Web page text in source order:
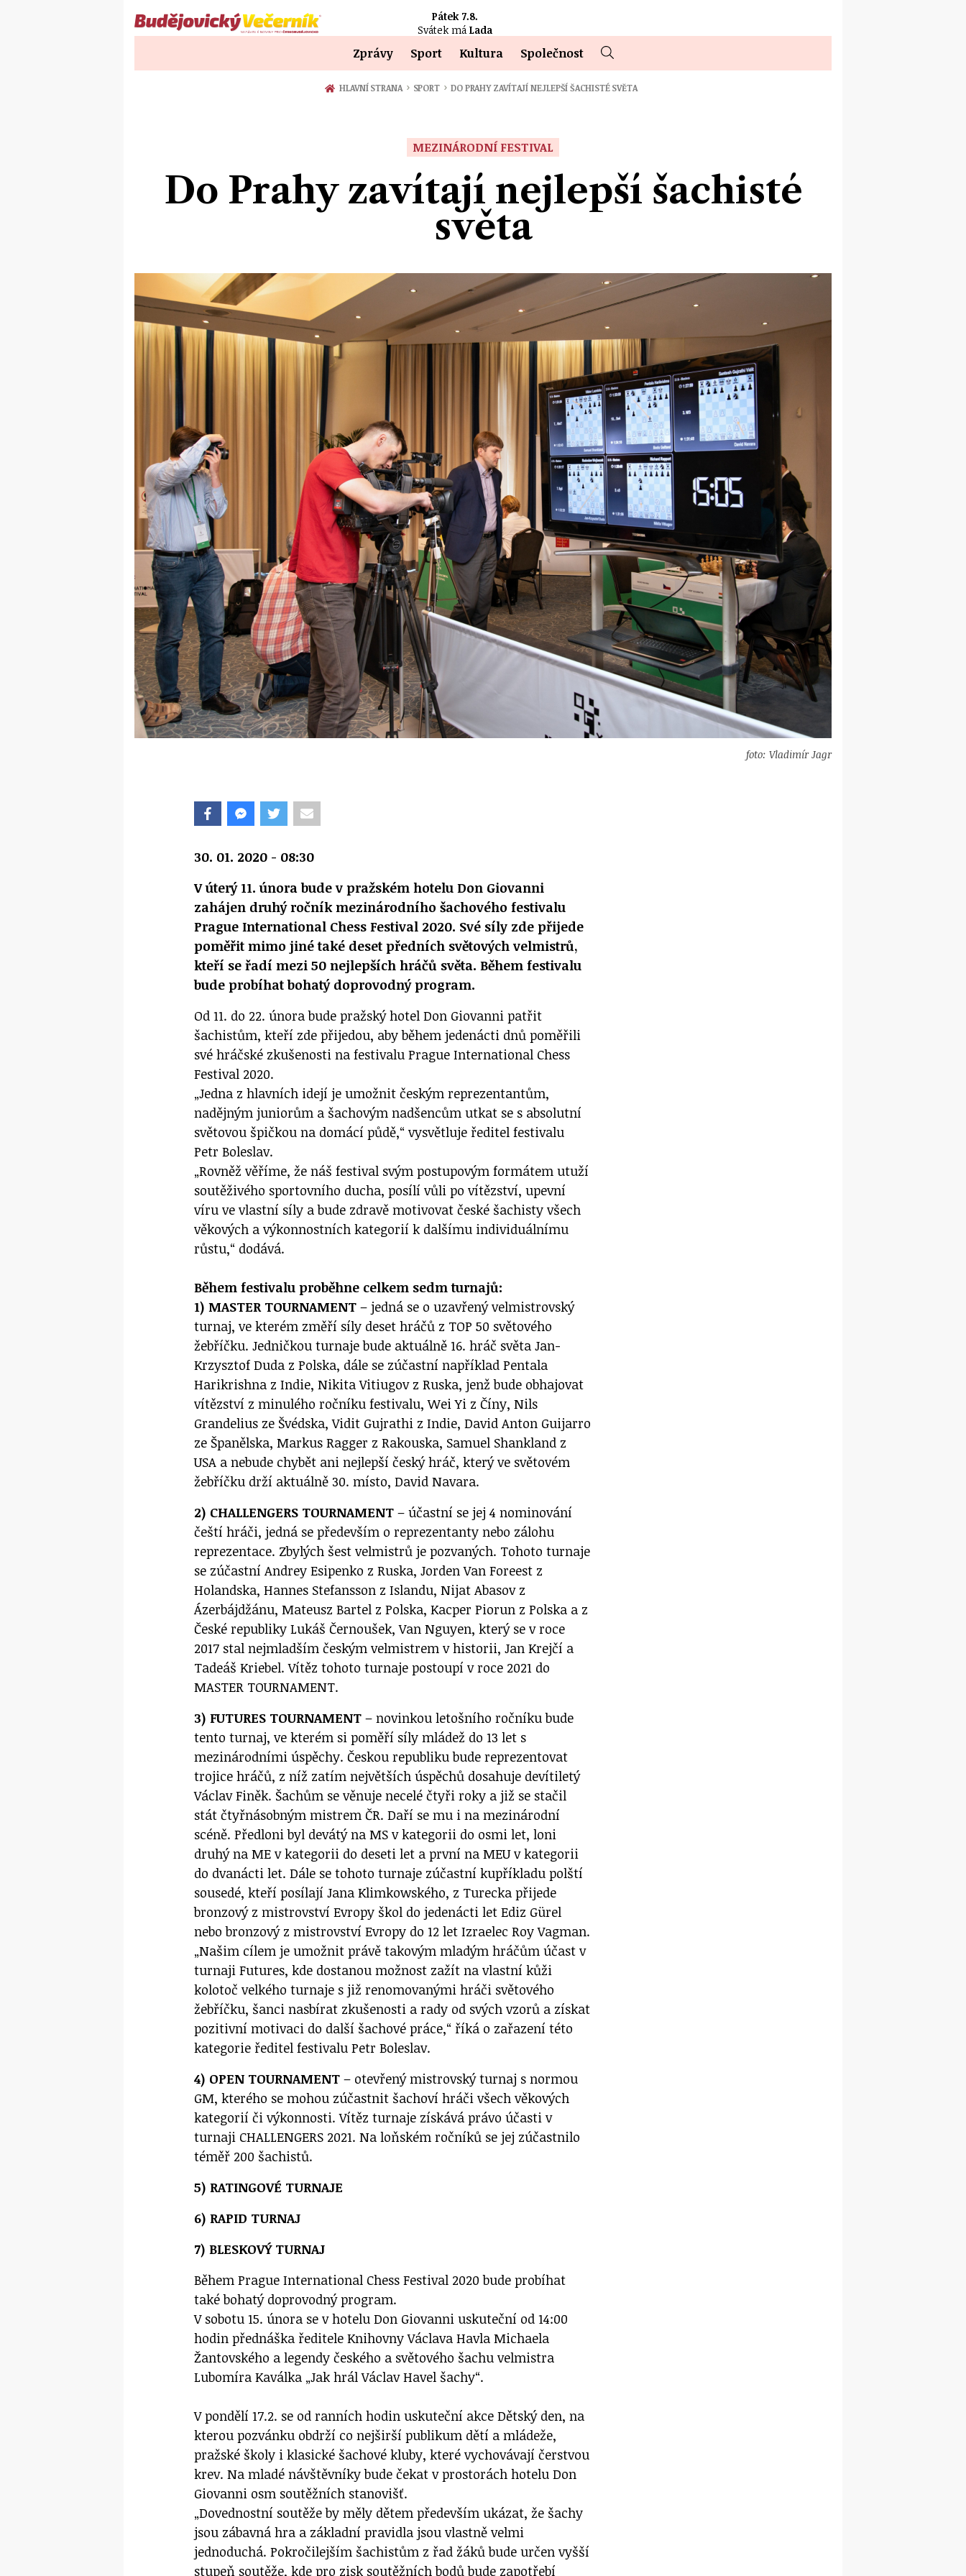
Pátek 7.8.
Svátek má Lada
Zprávy Sport Kultura Společnost
HLAVNÍ STRANA › SPORT › DO PRAHY ZAVÍTAJÍ NEJLEPŠÍ ŠACHISTÉ SVĚTA
MEZINÁRODNÍ FESTIVAL
Do Prahy zavítají nejlepší šachisté
světa
foto: Vladimír Jagr
30. 01. 2020 - 08:30
V úterý 11. února bude v pražském hotelu Don Giovanni
zahájen druhý ročník mezinárodního šachového festivalu
Prague International Chess Festival 2020. Své síly zde přijede
poměřit mimo jiné také deset předních světových velmistrů,
kteří se řadí mezi 50 nejlepších hráčů světa. Během festivalu
bude probíhat bohatý doprovodný program.
Od 11. do 22. února bude pražský hotel Don Giovanni patřit
šachistům, kteří zde přijedou, aby během jedenácti dnů poměřili
své hráčské zkušenosti na festivalu Prague International Chess
Festival 2020.
„Jedna z hlavních idejí je umožnit českým reprezentantům,
nadějným juniorům a šachovým nadšencům utkat se s absolutní
světovou špičkou na domácí půdě,“ vysvětluje ředitel festivalu
Petr Boleslav.
„Rovněž věříme, že náš festival svým postupovým formátem utuží
soutěživého sportovního ducha, posílí vůli po vítězství, upevní
víru ve vlastní síly a bude zdravě motivovat české šachisty všech
věkových a výkonnostních kategorií k dalšímu individuálnímu
růstu,“ dodává.
Během festivalu proběhne celkem sedm turnajů:
1) MASTER TOURNAMENT – jedná se o uzavřený velmistrovský
turnaj, ve kterém změří síly deset hráčů z TOP 50 světového
žebříčku. Jedničkou turnaje bude aktuálně 16. hráč světa Jan-
Krzysztof Duda z Polska, dále se zúčastní například Pentala
Harikrishna z Indie, Nikita Vitiugov z Ruska, jenž bude obhajovat
vítězství z minulého ročníku festivalu, Wei Yi z Číny, Nils
Grandelius ze Švédska, Vidit Gujrathi z Indie, David Anton Guijarro
ze Španělska, Markus Ragger z Rakouska, Samuel Shankland z
USA a nebude chybět ani nejlepší český hráč, který ve světovém
žebříčku drží aktuálně 30. místo, David Navara.
2) CHALLENGERS TOURNAMENT – účastní se jej 4 nominování
čeští hráči, jedná se především o reprezentanty nebo zálohu
reprezentace. Zbylých šest velmistrů je pozvaných. Tohoto turnaje
se zúčastní Andrey Esipenko z Ruska, Jorden Van Foreest z
Holandska, Hannes Stefansson z Islandu, Nijat Abasov z
Ázerbájdžánu, Mateusz Bartel z Polska, Kacper Piorun z Polska a z
České republiky Lukáš Černoušek, Van Nguyen, který se v roce
2017 stal nejmladším českým velmistrem v historii, Jan Krejčí a
Tadeáš Kriebel. Vítěz tohoto turnaje postoupí v roce 2021 do
MASTER TOURNAMENT.
3) FUTURES TOURNAMENT – novinkou letošního ročníku bude
tento turnaj, ve kterém si poměří síly mládež do 13 let s
mezinárodními úspěchy. Českou republiku bude reprezentovat
trojice hráčů, z níž zatím největších úspěchů dosahuje devítiletý
Václav Finěk. Šachům se věnuje necelé čtyři roky a již se stačil
stát čtyřnásobným mistrem ČR. Daří se mu i na mezinárodní
scéně. Předloni byl devátý na MS v kategorii do osmi let, loni
druhý na ME v kategorii do deseti let a první na MEU v kategorii
do dvanácti let. Dále se tohoto turnaje zúčastní kupříkladu polští
sousedé, kteří posílají Jana Klimkowského, z Turecka přijede
bronzový z mistrovství Evropy škol do jedenácti let Ediz Gürel
nebo bronzový z mistrovství Evropy do 12 let Izraelec Roy Vagman.
„Našim cílem je umožnit právě takovým mladým hráčům účast v
turnaji Futures, kde dostanou možnost zažít na vlastní kůži
kolotoč velkého turnaje s již renomovanými hráči světového
žebříčku, šanci nasbírat zkušenosti a rady od svých vzorů a získat
pozitivní motivaci do další šachové práce,“ říká o zařazení této
kategorie ředitel festivalu Petr Boleslav.
4) OPEN TOURNAMENT – otevřený mistrovský turnaj s normou
GM, kterého se mohou zúčastnit šachoví hráči všech věkových
kategorií či výkonnosti. Vítěz turnaje získává právo účasti v
turnaji CHALLENGERS 2021. Na loňském ročníků se jej zúčastnilo
téměř 200 šachistů.
5) RATINGOVÉ TURNAJE
6) RAPID TURNAJ
7) BLESKOVÝ TURNAJ
Během Prague International Chess Festival 2020 bude probíhat
také bohatý doprovodný program.
V sobotu 15. února se v hotelu Don Giovanni uskuteční od 14:00
hodin přednáška ředitele Knihovny Václava Havla Michaela
Žantovského a legendy českého a světového šachu velmistra
Lubomíra Kaválka „Jak hrál Václav Havel šachy“.
V pondělí 17.2. se od ranních hodin uskuteční akce Dětský den, na
kterou pozvánku obdrží co nejširší publikum dětí a mládeže,
pražské školy i klasické šachové kluby, které vychovávají čerstvou
krev. Na mladé návštěvníky bude čekat v prostorách hotelu Don
Giovanni osm soutěžních stanovišť.
„Dovednostní soutěže by měly dětem především ukázat, že šachy
jsou zábavná hra a základní pravidla jsou vlastně velmi
jednoduchá. Pokročilejším šachistům z řad žáků bude určen vyšší
stupeň soutěže, kde pro zisk soutěžních bodů bude zapotřebí